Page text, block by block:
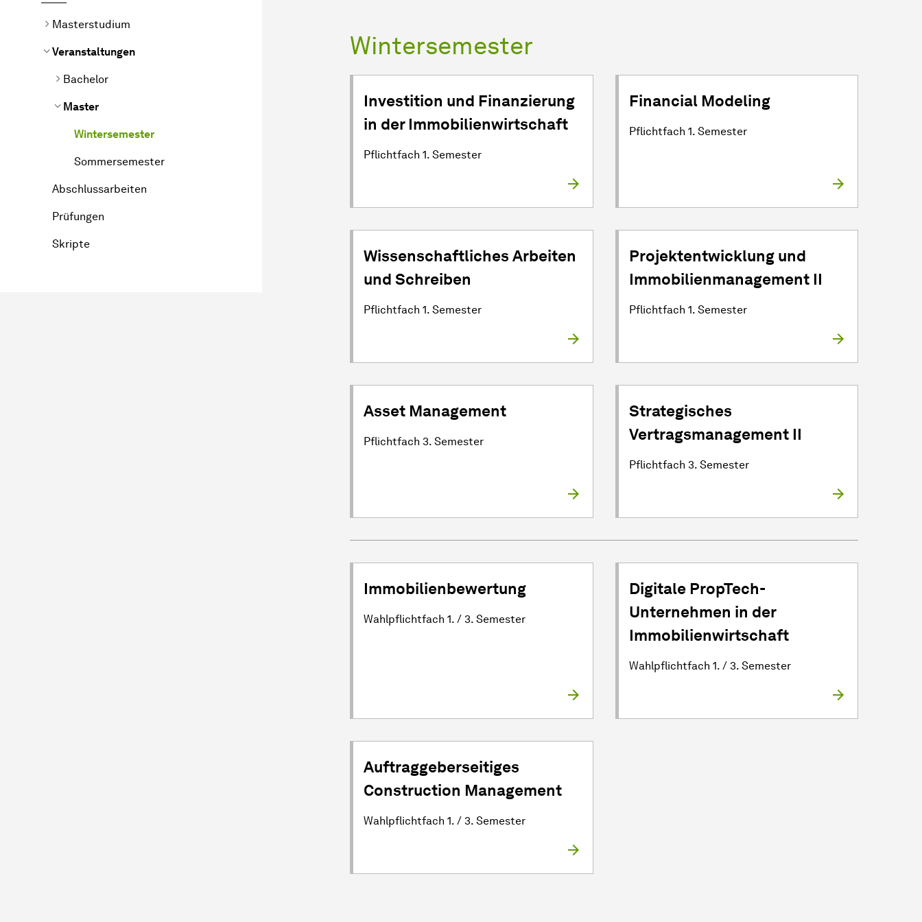
Masterstudium
Veranstaltungen
Bachelor
Master
Wintersemester
Sommersemester
Abschlussarbeiten
Prüfungen
Skripte
Wintersemester
Investition und Finanzierung
in der Immobilienwirtschaft
Pflichtfach 1. Semester
Financial Modeling
Pflichtfach 1. Semester
Wissenschaftliches Arbeiten
und Schreiben
Pflichtfach 1. Semester
Projektentwicklung und
Immobilienmanagement II
Pflichtfach 1. Semester
Asset Management
Pflichtfach 3. Semester
Strategisches
Vertragsmanagement II
Pflichtfach 3. Semester
Immobilienbewertung
Wahlpflichtfach 1. / 3. Semester
Digitale PropTech-
Unternehmen in der
Immobilienwirtschaft
Wahlpflichtfach 1. / 3. Semester
Auftraggeberseitiges
Construction Management
Wahlpflichtfach 1. / 3. Semester